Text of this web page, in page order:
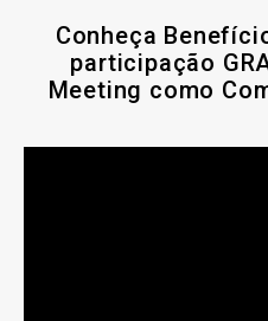
Conheça
participação
Meeting como